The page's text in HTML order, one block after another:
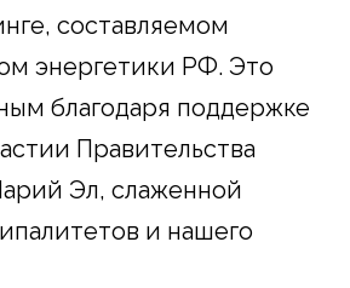
составляемом
энергетики РФ. Это
благодаря поддержке
Правительства
Эл, слаженной
и нашего